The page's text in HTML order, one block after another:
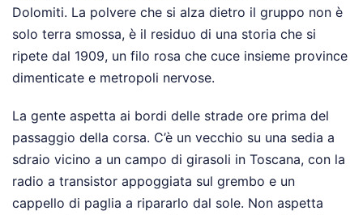
Dolomiti. La polvere che si alza dietro il gruppo non è
solo terra smossa, è il residuo di una storia che si
ripete dal 1909, un filo rosa che cuce insieme province
dimenticate e metropoli nervose.
La gente aspetta ai bordi delle strade ore prima del
passaggio della corsa. C’è un vecchio su una sedia a
sdraio vicino a un campo di girasoli in Toscana, con la
radio a transistor appoggiata sul grembo e un
cappello di paglia a ripararlo dal sole. Non aspetta